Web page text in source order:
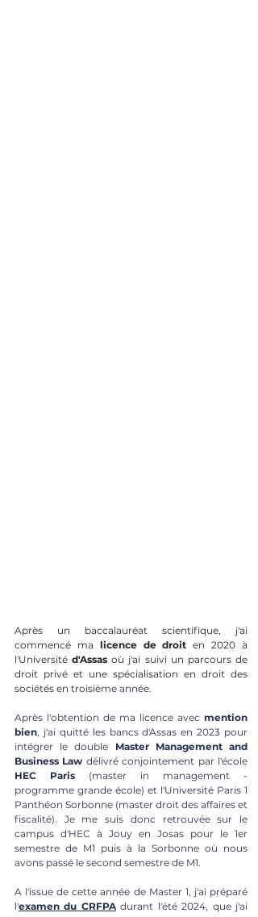
Après un baccalauréat scientifique, j'ai
commencé ma licence de droit en 2020 à
l'Université d'Assas où j'ai suivi un parcours de
droit privé et une spécialisation en droit des
sociétés en troisième année.
Après l'obtention de ma licence avec mention
bien, j'ai quitté les bancs d'Assas en 2023 pour
intégrer le double Master Management and
Business Law
HEC Paris (master in management -
programme grande école) et l'Université Paris 1
Panthéon Sorbonne (master droit des affaires et
fiscalité). Je me suis donc retrouvée sur le
campus d'HEC à Jouy en Josas pour le 1er
semestre de M1 puis à la Sorbonne où nous
avons passé le second semestre de M1.
A l'issue de cette année de Master 1, j'ai préparé
l'examen du CRFPA durant l'été 2024, que j'ai